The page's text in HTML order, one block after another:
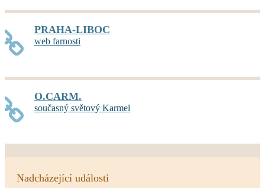
PRAHA-LIBOC
web farnosti
O.CARM.
současný světový Karmel
Nadcházející události